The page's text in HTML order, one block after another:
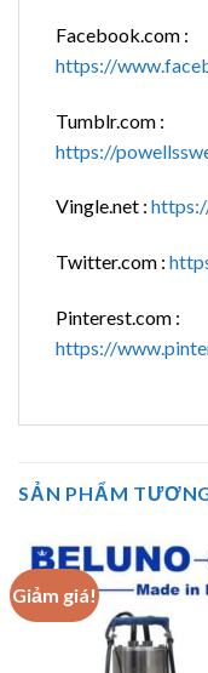
Facebook.com :
https://
Tumblr.com :
https://
Vingle.net :
Twitter.com :
Pinterest.com :
https://
SẢN PHẨM
Giảm giá!